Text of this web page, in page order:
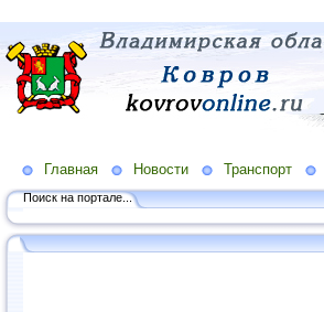
Главная Новости Транспорт
Поиск на портале...